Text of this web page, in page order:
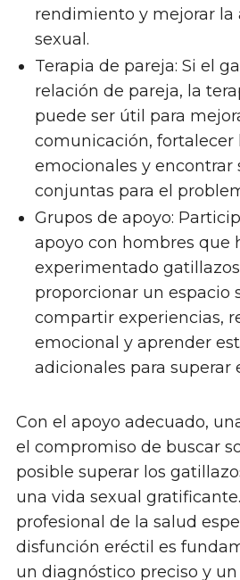
rendimiento y mejorar la
sexual.
Terapia de pareja: Si el
relación de pareja, la
puede ser útil para
comunicación, fortalecer
emocionales y encontrar
conjuntas para el
Grupos de apoyo:
apoyo con hombres que
experimentado
proporcionar un espacio
compartir experiencias,
emocional y aprender
adicionales para superar
Con el apoyo adecuado,
el compromiso de buscar
posible superar los
una vida sexual
profesional de la salud
disfunción eréctil es
un diagnóstico preciso y